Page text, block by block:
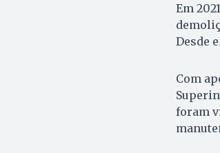
Em
Desde
Com
foram